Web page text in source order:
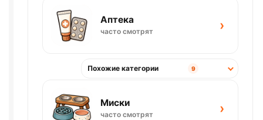
Аптека
часто смотрят ›
Похожие категории 9
Миски
часто смотрят ›